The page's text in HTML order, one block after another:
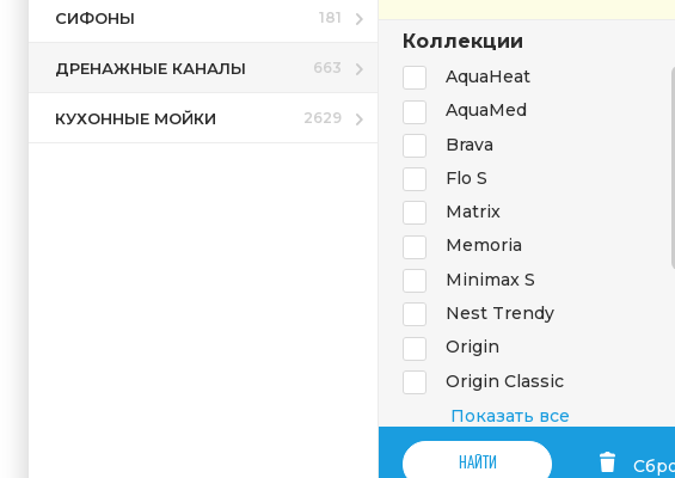
СИФОНЫ 181
ДРЕНАЖНЫЕ КАНАЛЫ 663
КУХОННЫЕ МОЙКИ 2629
Коллекции
AquaHeat
AquaMed
Brava
Flo S
Matrix
Memoria
Minimax S
Nest Trendy
Origin
Origin Classic
Root Round
Root Square
Показать все